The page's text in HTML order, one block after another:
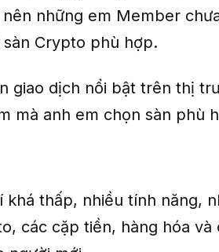
những em Member
Crypto phù hợp.
giao dịch nổi bật trên thị
mà anh em chọn sàn phù
thấp, nhiều tính năng,
các cặp tiền, hàng hóa và